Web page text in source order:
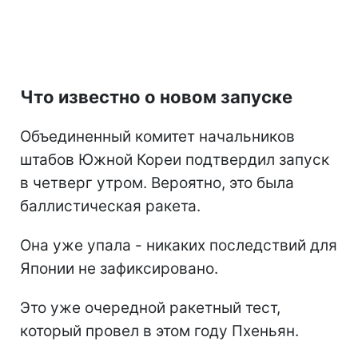
Что известно о новом запуске
Объединенный комитет начальников
штабов Южной Кореи подтвердил запуск
в четверг утром. Вероятно, это была
баллистическая ракета.
Она уже упала - никаких последствий для
Японии не зафиксировано.
Это уже очередной ракетный тест,
который провел в этом году Пхеньян.